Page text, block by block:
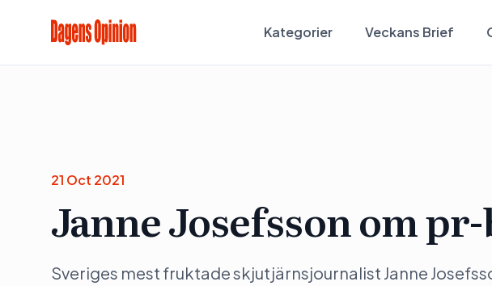
Kategorier Veckans Brief
21 Oct 2021
Janne Josefsson om
Sveriges mest fruktade skjutjärnsjournalist Janne